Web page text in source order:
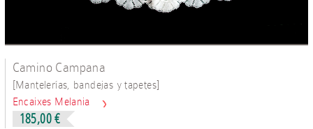
Camino Campana
[Mantelerías, bandejas y tapetes]
Encaixes Melania
185,00 €